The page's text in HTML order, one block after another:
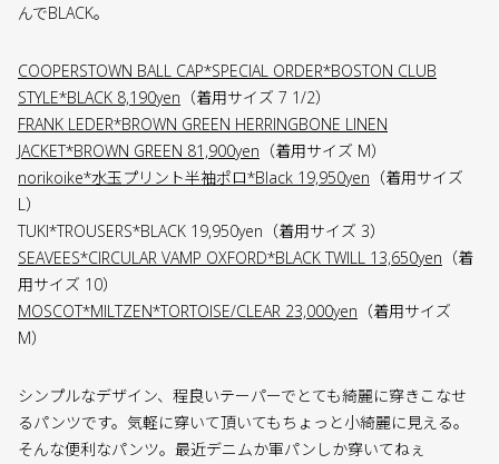
んでBLACK。
COOPERSTOWN BALL CAP*SPECIAL ORDER*BOSTON CLUB
STYLE*BLACK 8,190yen （着用サイズ 7 1/2）
FRANK LEDER*BROWN GREEN HERRINGBONE LINEN
JACKET*BROWN GREEN 81,900yen （着用サイズ M）
norikoike*水玉プリント半袖ポロ*Black 19,950yen （着用サイズ
L）
TUKI*TROUSERS*BLACK 19,950yen（着用サイズ 3）
SEAVEES*CIRCULAR VAMP OXFORD*BLACK TWILL 13,650yen （着
用サイズ 10）
MOSCOT*MILTZEN*TORTOISE/CLEAR 23,000yen （着用サイズ
M）
シンプルなデザイン、程良いテーパーでとても綺麗に穿きこなせ
るパンツです。気軽に穿いて頂いてもちょっと小綺麗に見える。
そんな便利なパンツ。最近デニムか軍パンしか穿いてねぇ